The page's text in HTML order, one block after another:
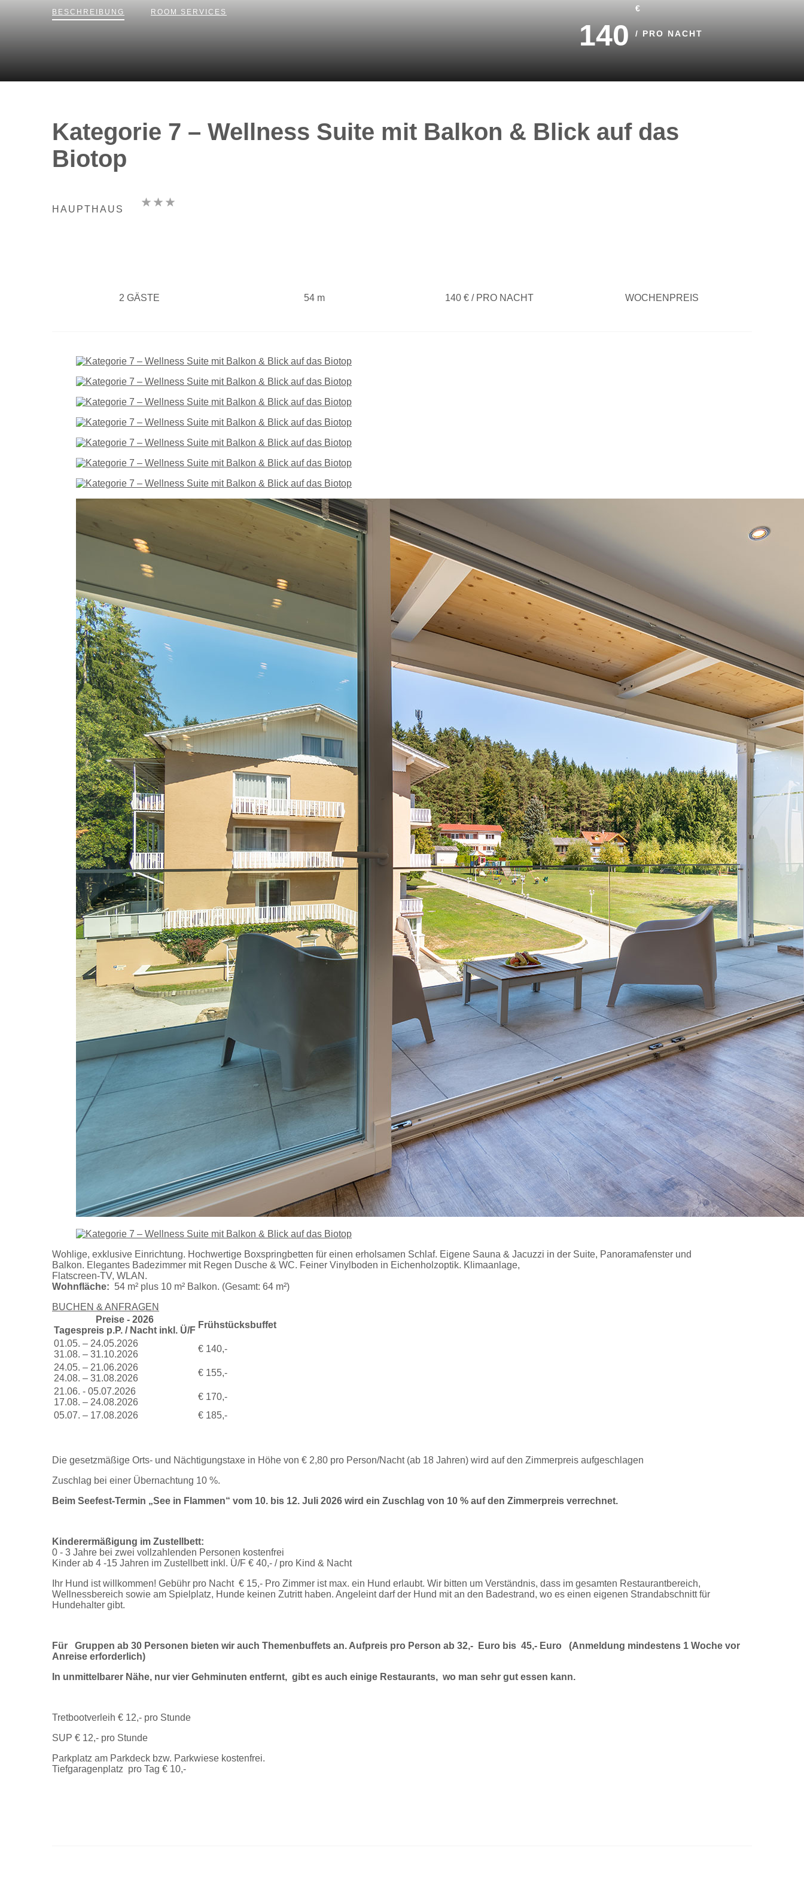
BESCHREIBUNG ROOM SERVICES
140
€
/ PRO NACHT
Kategorie 7 – Wellness Suite mit Balkon & Blick auf das
Biotop
HAUPTHAUS
2 GÄSTE 54 m 140 € / PRO NACHT WOCHENPREIS
Wohlige, exklusive Einrichtung. Hochwertige Boxspringbetten für einen erholsamen Schlaf. Eigene Sauna & Jacuzzi in der Suite, Panoramafenster und
Balkon. Elegantes Badezimmer mit Regen Dusche & WC. Feiner Vinylboden in Eichenholzoptik. Klimaanlage,
Flatscreen-TV, WLAN.
Wohnfläche: 54 m² plus 10 m² Balkon. (Gesamt: 64 m²)
BUCHEN & ANFRAGEN
Preise - 2026
Tagespreis p.P. / Nacht inkl. Ü/F
Frühstücksbuffet
01.05. – 24.05.2026
31.08. – 31.10.2026
€ 140,-
24.05. – 21.06.2026
24.08. – 31.08.2026
€ 155,-
21.06. - 05.07.2026
17.08. – 24.08.2026
€ 170,-
05.07. – 17.08.2026
€ 185,-
Die gesetzmäßige Orts- und Nächtigungstaxe in Höhe von € 2,80 pro Person/Nacht (ab 18 Jahren) wird auf den Zimmerpreis aufgeschlagen
Zuschlag bei einer Übernachtung 10 %.
Beim Seefest-Termin „See in Flammen“ vom 10. bis 12. Juli 2026 wird ein Zuschlag von 10 % auf den Zimmerpreis verrechnet.
Kinderermäßigung im Zustellbett:
0 - 3 Jahre bei zwei vollzahlenden Personen kostenfrei
Kinder ab 4 -15 Jahren im Zustellbett inkl. Ü/F € 40,- / pro Kind & Nacht
Ihr Hund ist willkommen! Gebühr pro Nacht € 15,- Pro Zimmer ist max. ein Hund erlaubt. Wir bitten um Verständnis, dass im gesamten Restaurantbereich,
Wellnessbereich sowie am Spielplatz, Hunde keinen Zutritt haben. Angeleint darf der Hund mit an den Badestrand, wo es einen eigenen Strandabschnitt für
Hundehalter gibt.
Für Gruppen ab 30 Personen bieten wir auch Themenbuffets an. Aufpreis pro Person ab 32,- Euro bis 45,- Euro (Anmeldung mindestens 1 Woche vor
Anreise erforderlich)
In unmittelbarer Nähe, nur vier Gehminuten entfernt, gibt es auch einige Restaurants, wo man sehr gut essen kann.
Tretbootverleih € 12,- pro Stunde
SUP € 12,- pro Stunde
Parkplatz am Parkdeck bzw. Parkwiese kostenfrei.
Tiefgaragenplatz pro Tag € 10,-